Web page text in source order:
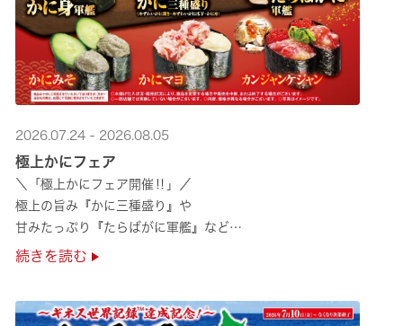
2026.07.24 - 2026.08.05
極上かにフェア
＼「極上かにフェア開催‼」／
極上の旨み『かに三種盛り』や
甘みたっぷり『たらばがに軍艦』など
絶品のかにを味わいつくせる！🦀
ぜひくら寿司へお越しください！✨
続きを読む